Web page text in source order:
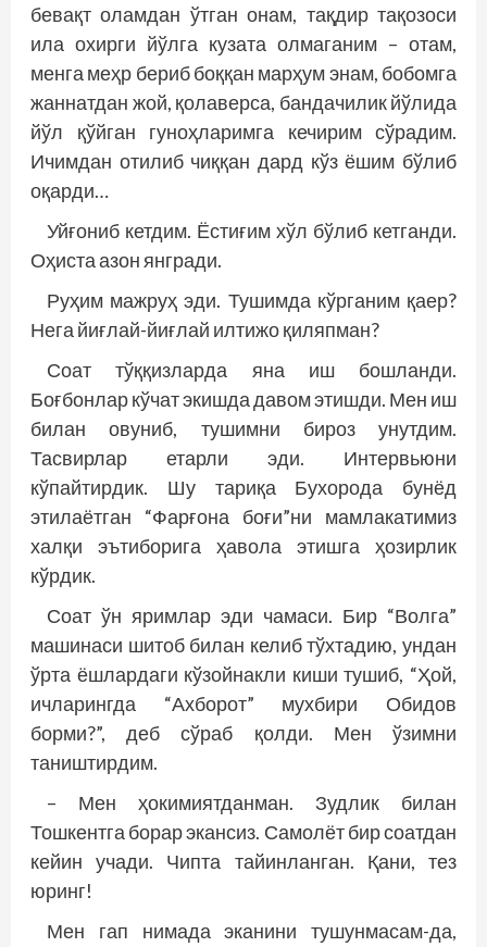
бевақт оламдан ўтган онам, тақдир тақозоси
ила охирги йўлга кузата олмаганим – отам,
менга меҳр бериб боққан марҳум энам, бобомга
жаннатдан жой, қолаверса, бандачилик йўлида
йўл қўйган гуноҳларимга кечирим сўрадим.
Ичимдан отилиб чиққан дард кўз ёшим бўлиб
оқарди…
Уйғониб кетдим. Ёстиғим хўл бўлиб кетганди.
Оҳиста азон янгради.
Руҳим мажруҳ эди. Тушимда кўрганим қаер?
Нега йиғлай-йиғлай илтижо қиляпман?
Соат тўққизларда яна иш бошланди.
Боғбонлар кўчат экишда давом этишди. Мен иш
билан овуниб, тушимни бироз унутдим.
Тасвирлар етарли эди. Интервьюни
кўпайтирдик. Шу тариқа Бухорода бунёд
этилаётган “Фарғона боғи”ни мамлакатимиз
халқи эътиборига ҳавола этишга ҳозирлик
кўрдик.
Соат ўн яримлар эди чамаси. Бир “Волга”
машинаси шитоб билан келиб тўхтадию, ундан
ўрта ёшлардаги кўзойнакли киши тушиб, “Ҳой,
ичларингда “Ахборот” мухбири Обидов
борми?”, деб сўраб қолди. Мен ўзимни
таништирдим.
– Мен ҳокимиятданман. Зудлик билан
Тошкентга борар экансиз. Самолёт бир соатдан
кейин учади. Чипта тайинланган. Қани, тез
юринг!
Мен гап нимада эканини тушунмасам-да,